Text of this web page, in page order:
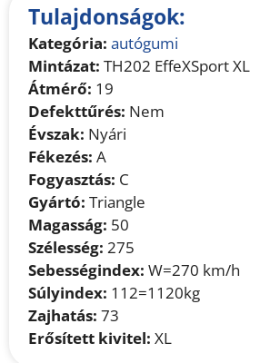
Tulajdonságok:
Kategória: autógumi
Mintázat: TH202 EffeXSport XL
Átmérő: 19
Defekttűrés: Nem
Évszak: Nyári
Fékezés: A
Fogyasztás: C
Gyártó: Triangle
Magasság: 50
Szélesség: 275
Sebességindex: W=270 km/h
Súlyindex: 112=1120kg
Zajhatás: 73
Erősített kivitel: XL